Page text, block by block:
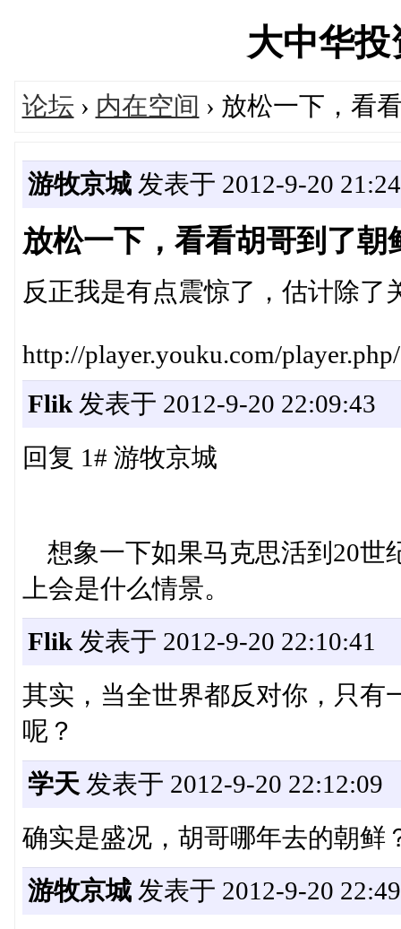
大中华
论坛 › 内在空间 › 放松一下，看
游牧京城发表于 2012-9-20
放松一下，看看胡哥到了
反正我是有点震惊了，估计除了
http://player.youku.com/
Flik发表于 2012-9-20 22:09:43
回复 1# 游牧京城
想象一下如果马克思活到20世
上会是什么情景。
Flik发表于 2012-9-20 22:10:41
其实，当全世界都反对你，只有
呢？
学天 发表于 2012-9-20 22:12:09
确实是盛况，胡哥哪年去的朝鲜
游牧京城发表于 2012-9-20